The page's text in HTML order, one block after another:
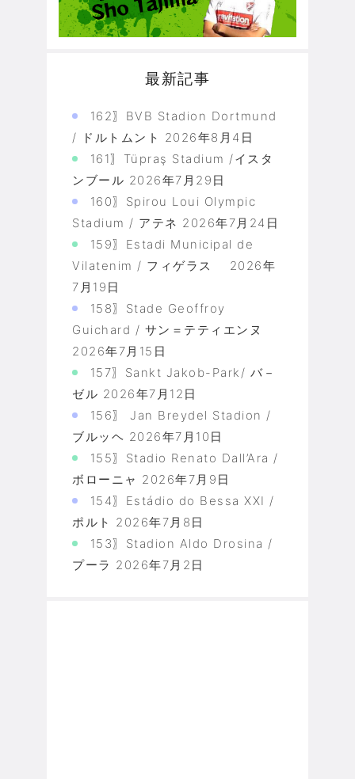
最新記事
162〗BVB Stadion Dortmund
/ ドルトムント 2026年8月4日
161〗Tüpraş Stadium /イスタ
ンブール 2026年7月29日
160〗Spirou Loui Olympic
Stadium / アテネ 2026年7月24日
159〗Estadi Municipal de
Vilatenim / フィゲラス
2026年
7月19日
158〗Stade Geoffroy
Guichard / サン＝テティエンヌ
2026年7月15日
157〗Sankt Jakob-Park/ バ－
ゼル 2026年7月12日
156〗 Jan Breydel Stadion /
ブルッヘ 2026年7月10日
155〗Stadio Renato Dall’Ara /
ボローニャ 2026年7月9日
154〗Estádio do Bessa XXI /
ポルト 2026年7月8日
153〗Stadion Aldo Drosina /
プーラ 2026年7月2日